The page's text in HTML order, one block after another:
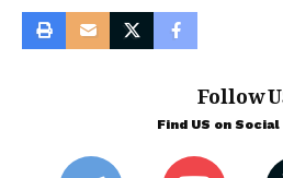
Follow
Find US on